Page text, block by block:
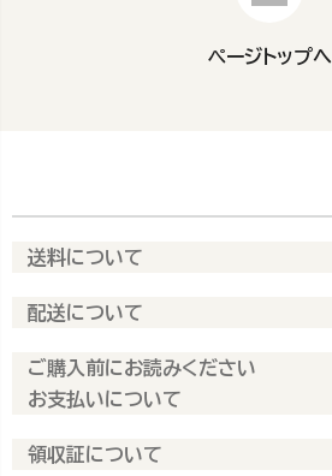
ページトップへ
送料について
配送について
ご購入前にお読みください
お支払いについて
領収証について